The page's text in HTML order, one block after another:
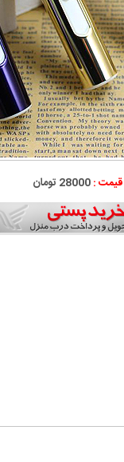
قیمت :28000 تومان